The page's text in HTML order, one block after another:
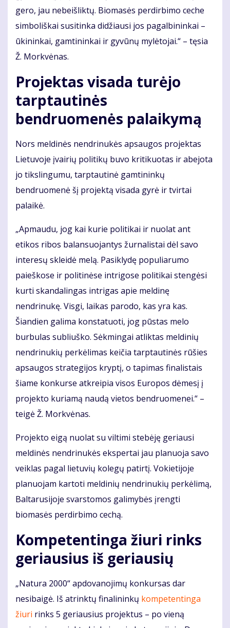
gero, jau nebeišliktų. Biomasės perdirbimo ceche
simboliškai susitinka didžiausi jos pagalbininkai –
ūkininkai, gamtininkai ir gyvūnų mylėtojai.“ – tęsia
Ž. Morkvėnas.
Projektas visada turėjo
tarptautinės
bendruomenės palaikymą
Nors meldinės nendrinukės apsaugos projektas
Lietuvoje įvairių politikų buvo kritikuotas ir abejota
jo tikslingumu, tarptautinė gamtininkų
bendruomenė šį projektą visada gyrė ir tvirtai
palaikė.
„Apmaudu, jog kai kurie politikai ir nuolat ant
etikos ribos balansuojantys žurnalistai dėl savo
interesų skleidė melą. Pasiklydę populiarumo
paieškose ir politinėse intrigose politikai stengėsi
kurti skandalingas intrigas apie meldinę
nendrinukę. Visgi, laikas parodo, kas yra kas.
Šiandien galima konstatuoti, jog pūstas melo
burbulas subliuško. Sėkmingai atliktas meldinių
nendrinukių perkėlimas keičia tarptautinės rūšies
apsaugos strategijos kryptį, o tapimas finalistais
šiame konkurse atkreipia visos Europos dėmesį į
projekto kuriamą naudą vietos bendruomenei.“ –
teigė Ž. Morkvėnas.
Projekto eigą nuolat su viltimi stebėję geriausi
meldinės nendrinukės ekspertai jau planuoja savo
veiklas pagal lietuvių kolegų patirtį. Vokietijoje
planuojam kartoti meldinių nendrinukių perkėlimą,
Baltarusijoje svarstomos galimybės įrengti
biomasės perdirbimo cechą.
Kompetentinga žiuri rinks
geriausius iš geriausių
„Natura 2000“ apdovanojimų konkursas dar
nesibaigė. Iš atrinktų finalininkų kompetentinga
žiuri rinks 5 geriausius projektus – po vieną